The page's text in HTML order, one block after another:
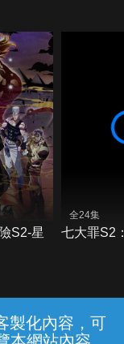
製化內容，可
S2-星
全24集
七大罪S2